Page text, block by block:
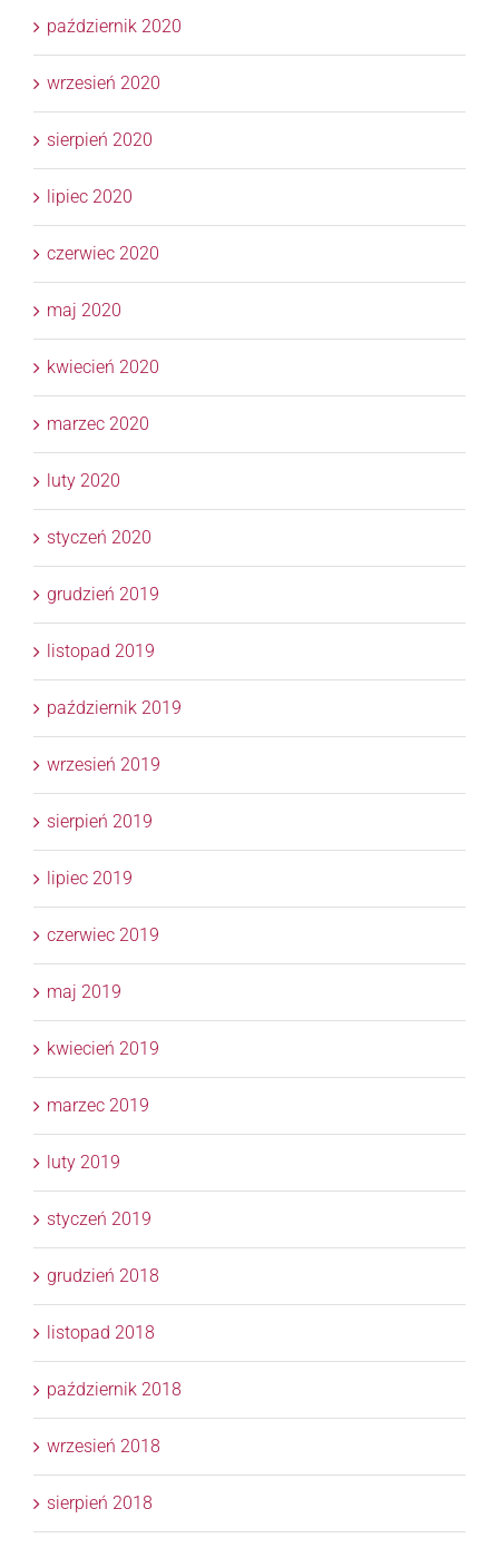
październik 2020
wrzesień 2020
sierpień 2020
lipiec 2020
czerwiec 2020
maj 2020
kwiecień 2020
marzec 2020
luty 2020
styczeń 2020
grudzień 2019
listopad 2019
październik 2019
wrzesień 2019
sierpień 2019
lipiec 2019
czerwiec 2019
maj 2019
kwiecień 2019
marzec 2019
luty 2019
styczeń 2019
grudzień 2018
listopad 2018
październik 2018
wrzesień 2018
sierpień 2018